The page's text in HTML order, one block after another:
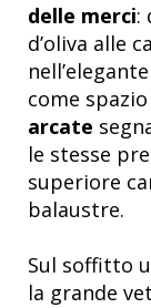
delle merci:
d’oliva alle
come
arcate
le stesse
superiore
balaustre.
Sul soffitto
la grande